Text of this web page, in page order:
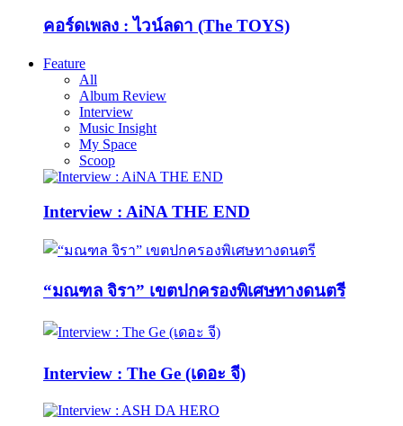
คอร์ดเพลง : ไวน์ลดา (The TOYS)
Feature
All
Album Review
Interview
Music Insight
My Space
Scoop
Interview : AiNA THE END
“มณฑล จิรา” เขตปกครองพิเศษทางดนตรี
Interview : The Ge (เดอะ จี)